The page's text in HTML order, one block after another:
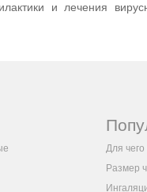
и лечения
Для
Размер